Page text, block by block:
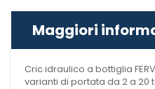
Maggiori
Cric idraulico a bottiglia
varianti di portata da 2 a 20